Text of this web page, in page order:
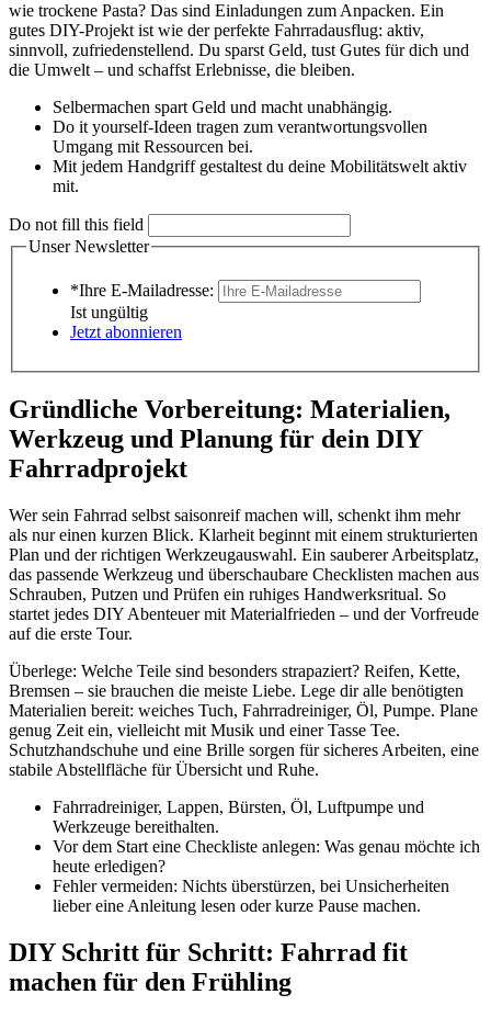
wie trockene Pasta? Das sind Einladungen zum Anpacken. Ein
gutes DIY-Projekt ist wie der perfekte Fahrradausflug: aktiv,
sinnvoll, zufriedenstellend. Du sparst Geld, tust Gutes für dich und
die Umwelt – und schaffst Erlebnisse, die bleiben.
Selbermachen spart Geld und macht unabhängig.
Do it yourself-Ideen tragen zum verantwortungsvollen
Umgang mit Ressourcen bei.
Mit jedem Handgriff gestaltest du deine Mobilitätswelt aktiv
mit.
Do not fill this field
Unser Newsletter
*Ihre E-Mailadresse:
Ist ungültig
Jetzt abonnieren
Gründliche Vorbereitung: Materialien,
Werkzeug und Planung für dein DIY
Fahrradprojekt
Wer sein Fahrrad selbst saisonreif machen will, schenkt ihm mehr
als nur einen kurzen Blick. Klarheit beginnt mit einem strukturierten
Plan und der richtigen Werkzeugauswahl. Ein sauberer Arbeitsplatz,
das passende Werkzeug und überschaubare Checklisten machen aus
Schrauben, Putzen und Prüfen ein ruhiges Handwerksritual. So
startet jedes DIY Abenteuer mit Materialfrieden – und der Vorfreude
auf die erste Tour.
Überlege: Welche Teile sind besonders strapaziert? Reifen, Kette,
Bremsen – sie brauchen die meiste Liebe. Lege dir alle benötigten
Materialien bereit: weiches Tuch, Fahrradreiniger, Öl, Pumpe. Plane
genug Zeit ein, vielleicht mit Musik und einer Tasse Tee.
Schutzhandschuhe und eine Brille sorgen für sicheres Arbeiten, eine
stabile Abstellfläche für Übersicht und Ruhe.
Fahrradreiniger, Lappen, Bürsten, Öl, Luftpumpe und
Werkzeuge bereithalten.
Vor dem Start eine Checkliste anlegen: Was genau möchte ich
heute erledigen?
Fehler vermeiden: Nichts überstürzen, bei Unsicherheiten
lieber eine Anleitung lesen oder kurze Pause machen.
DIY Schritt für Schritt: Fahrrad fit
machen für den Frühling